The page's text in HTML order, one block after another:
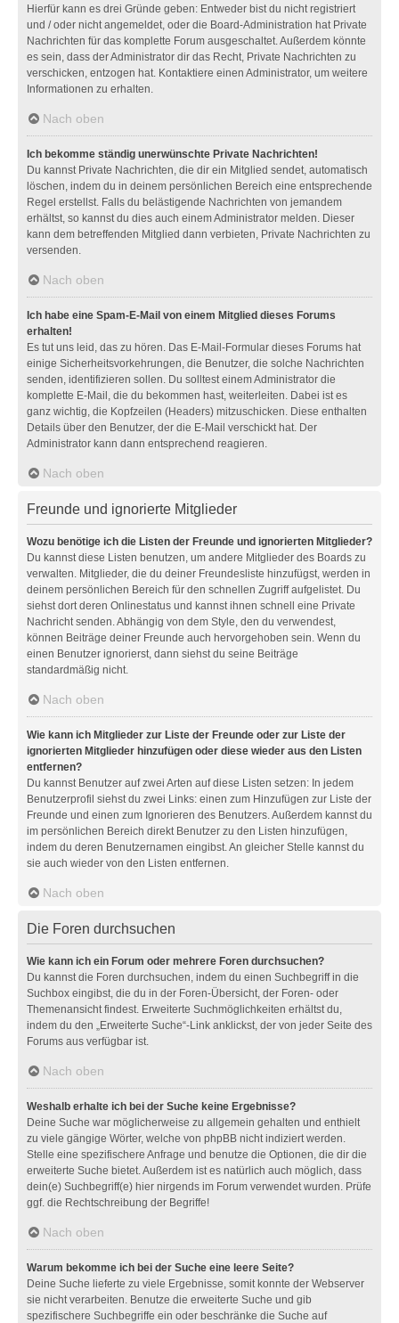
Hierfür kann es drei Gründe geben: Entweder bist du nicht registriert
und / oder nicht angemeldet, oder die Board-Administration hat Private
Nachrichten für das komplette Forum ausgeschaltet. Außerdem könnte
es sein, dass der Administrator dir das Recht, Private Nachrichten zu
verschicken, entzogen hat. Kontaktiere einen Administrator, um weitere
Informationen zu erhalten.
Nach oben
Ich bekomme ständig unerwünschte Private Nachrichten!
Du kannst Private Nachrichten, die dir ein Mitglied sendet, automatisch
löschen, indem du in deinem persönlichen Bereich eine entsprechende
Regel erstellst. Falls du belästigende Nachrichten von jemandem
erhältst, so kannst du dies auch einem Administrator melden. Dieser
kann dem betreffenden Mitglied dann verbieten, Private Nachrichten zu
versenden.
Nach oben
Ich habe eine Spam-E-Mail von einem Mitglied dieses Forums
erhalten!
Es tut uns leid, das zu hören. Das E-Mail-Formular dieses Forums hat
einige Sicherheitsvorkehrungen, die Benutzer, die solche Nachrichten
senden, identifizieren sollen. Du solltest einem Administrator die
komplette E-Mail, die du bekommen hast, weiterleiten. Dabei ist es
ganz wichtig, die Kopfzeilen (Headers) mitzuschicken. Diese enthalten
Details über den Benutzer, der die E-Mail verschickt hat. Der
Administrator kann dann entsprechend reagieren.
Nach oben
Freunde und ignorierte Mitglieder
Wozu benötige ich die Listen der Freunde und ignorierten Mitglieder?
Du kannst diese Listen benutzen, um andere Mitglieder des Boards zu
verwalten. Mitglieder, die du deiner Freundesliste hinzufügst, werden in
deinem persönlichen Bereich für den schnellen Zugriff aufgelistet. Du
siehst dort deren Onlinestatus und kannst ihnen schnell eine Private
Nachricht senden. Abhängig von dem Style, den du verwendest,
können Beiträge deiner Freunde auch hervorgehoben sein. Wenn du
einen Benutzer ignorierst, dann siehst du seine Beiträge
standardmäßig nicht.
Nach oben
Wie kann ich Mitglieder zur Liste der Freunde oder zur Liste der
ignorierten Mitglieder hinzufügen oder diese wieder aus den Listen
entfernen?
Du kannst Benutzer auf zwei Arten auf diese Listen setzen: In jedem
Benutzerprofil siehst du zwei Links: einen zum Hinzufügen zur Liste der
Freunde und einen zum Ignorieren des Benutzers. Außerdem kannst du
im persönlichen Bereich direkt Benutzer zu den Listen hinzufügen,
indem du deren Benutzernamen eingibst. An gleicher Stelle kannst du
sie auch wieder von den Listen entfernen.
Nach oben
Die Foren durchsuchen
Wie kann ich ein Forum oder mehrere Foren durchsuchen?
Du kannst die Foren durchsuchen, indem du einen Suchbegriff in die
Suchbox eingibst, die du in der Foren-Übersicht, der Foren- oder
Themenansicht findest. Erweiterte Suchmöglichkeiten erhältst du,
indem du den „Erweiterte Suche“-Link anklickst, der von jeder Seite des
Forums aus verfügbar ist.
Nach oben
Weshalb erhalte ich bei der Suche keine Ergebnisse?
Deine Suche war möglicherweise zu allgemein gehalten und enthielt
zu viele gängige Wörter, welche von phpBB nicht indiziert werden.
Stelle eine spezifischere Anfrage und benutze die Optionen, die dir die
erweiterte Suche bietet. Außerdem ist es natürlich auch möglich, dass
dein(e) Suchbegriff(e) hier nirgends im Forum verwendet wurden. Prüfe
ggf. die Rechtschreibung der Begriffe!
Nach oben
Warum bekomme ich bei der Suche eine leere Seite?
Deine Suche lieferte zu viele Ergebnisse, somit konnte der Webserver
sie nicht verarbeiten. Benutze die erweiterte Suche und gib
spezifischere Suchbegriffe ein oder beschränke die Suche auf